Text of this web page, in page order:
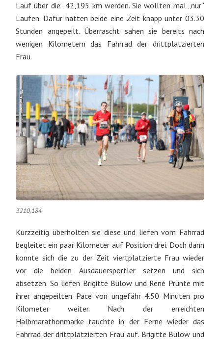
Lauf über die 42,195 km werden. Sie wollten mal „nur“
Laufen. Dafür hatten beide eine Zeit knapp unter 03.30
Stunden angepeilt. Überrascht sahen sie bereits nach
wenigen Kilometern das Fahrrad der drittplatzierten
Frau.
3210,184
Kurzzeitig überholten sie diese und liefen vom Fahrrad
begleitet ein paar Kilometer auf Position drei. Doch dann
konnte sich die zu der Zeit viertplatzierte Frau wieder
vor die beiden Ausdauersportler setzen und sich
absetzen. So liefen Brigitte Bülow und René Prünte mit
ihrer angepeilten Pace von ungefähr 4.50 Minuten pro
Kilometer weiter. Nach der erreichten
Halbmarathonmarke tauchte in der Ferne wieder das
Fahrrad der drittplatzierten Frau auf. Brigitte Bülow und